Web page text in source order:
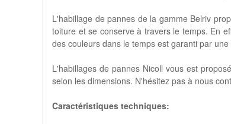
L'habillage de pannes de la gamme Belriv
toiture et se conserve à travers le temps. En
des couleurs dans le temps est garanti par
L'habillages de pannes Nicoll vous est
selon les dimensions. N'hésitez pas à nous
Caractéristiques techniques: